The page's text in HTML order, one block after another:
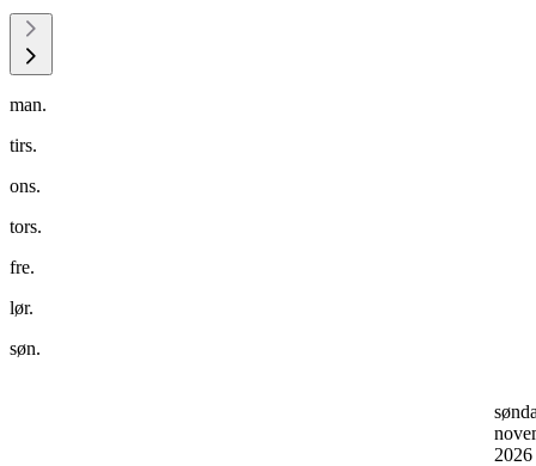
man.
tirs.
ons.
tors.
fre.
lør.
søn.
2026